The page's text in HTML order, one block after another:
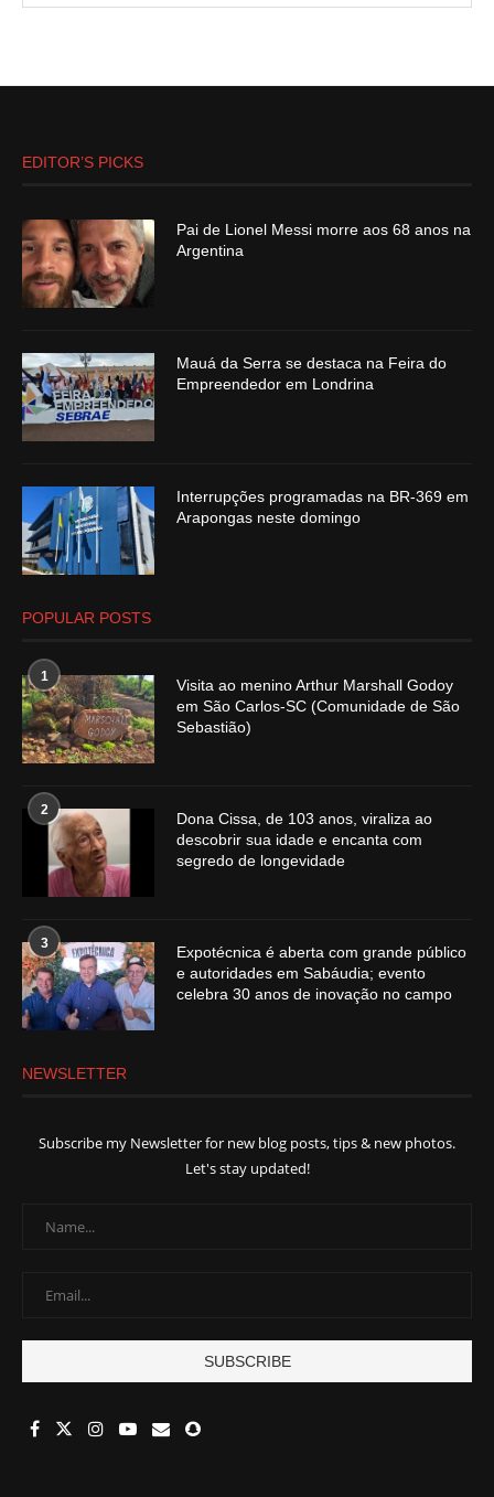
EDITOR’S PICKS
Pai de Lionel Messi morre aos 68 anos na
Argentina
Mauá da Serra se destaca na Feira do
Empreendedor em Londrina
Interrupções programadas na BR-369 em
Arapongas neste domingo
POPULAR POSTS
1
Visita ao menino Arthur Marshall Godoy
em São Carlos-SC (Comunidade de São
Sebastião)
2
Dona Cissa, de 103 anos, viraliza ao
descobrir sua idade e encanta com
segredo de longevidade
3
Expotécnica é aberta com grande público
e autoridades em Sabáudia; evento
celebra 30 anos de inovação no campo
NEWSLETTER
Subscribe my Newsletter for new blog posts, tips & new photos.
Let's stay updated!